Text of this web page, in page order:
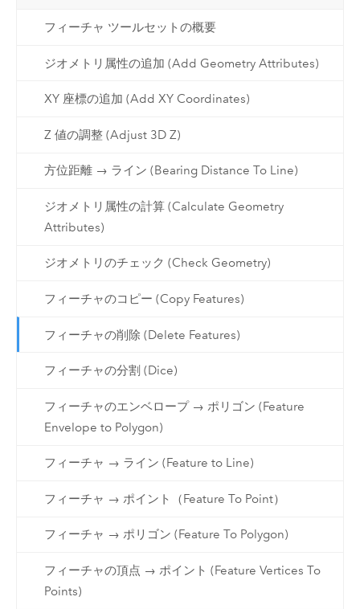
フィーチャ ツールセットの概要
ジオメトリ属性の追加 (Add Geometry Attributes)
XY 座標の追加 (Add XY Coordinates)
Z 値の調整 (Adjust 3D Z)
方位距離 → ライン (Bearing Distance To Line)
ジオメトリ属性の計算 (Calculate Geometry
Attributes)
ジオメトリのチェック (Check Geometry)
フィーチャのコピー (Copy Features)
フィーチャの削除 (Delete Features)
フィーチャの分割 (Dice)
フィーチャのエンベロープ → ポリゴン (Feature
Envelope to Polygon)
フィーチャ → ライン (Feature to Line)
フィーチャ → ポイント（Feature To Point）
フィーチャ → ポリゴン (Feature To Polygon)
フィーチャの頂点 → ポイント (Feature Vertices To
Points)